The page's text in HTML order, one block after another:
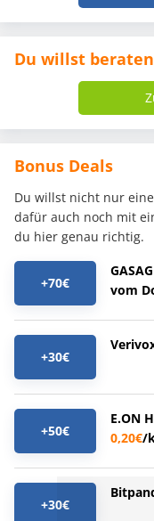
Du willst
Bonus Deals
Du willst nicht nur
dafür auch noch mit
du hier genau richtig.
+70€
GASAG
vom
+30€
+50€
E.ON
0,20€/
+30€